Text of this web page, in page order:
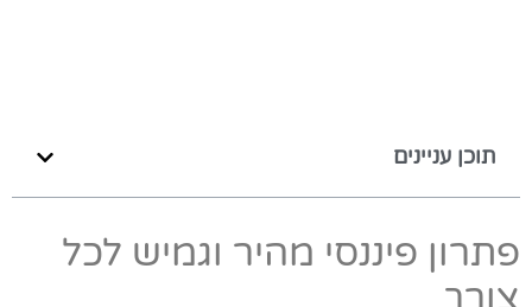
תוכן עניינים
פתרון פיננסי מהיר וגמיש לכל